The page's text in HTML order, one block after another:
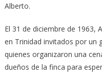
Alberto.
El 31 de diciembre de 1963,
en Trinidad invitados por un
quienes organizaron una
dueños de la finca para